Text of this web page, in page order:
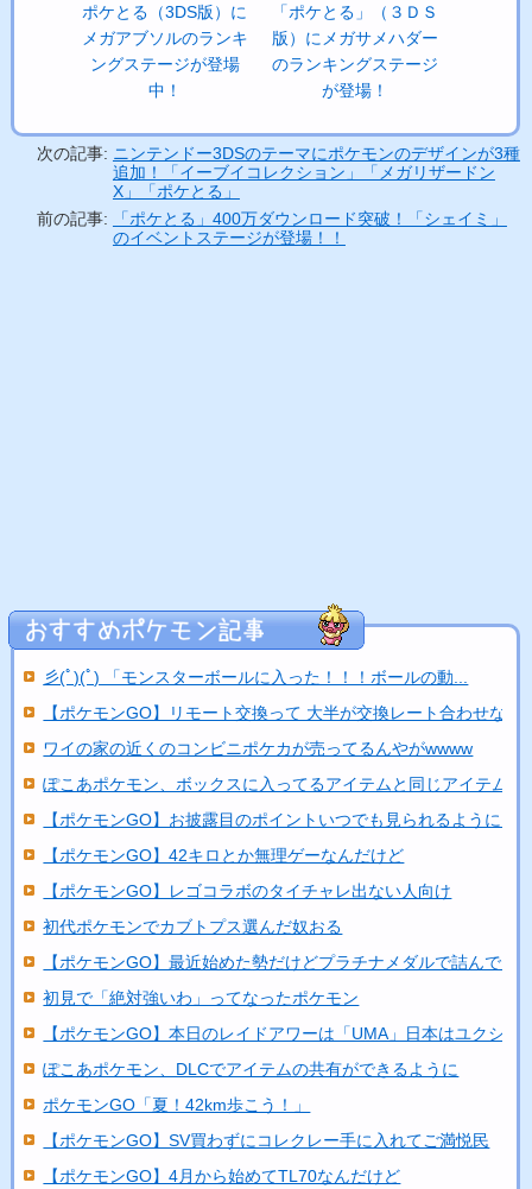
ポケとる（3DS版）に
メガアブソルのランキ
ングステージが登場
中！
「ポケとる」（３ＤＳ
版）にメガサメハダー
のランキングステージ
が登場！
次の記事: ニンテンドー3DSのテーマにポケモンのデザインが3種
追加！「イーブイコレクション」「メガリザードン
X」「ポケとる」
前の記事:
「ポケとる」400万ダウンロード突破！「シェイミ」
のイベントステージが登場！！
彡(ﾟ)(ﾟ) 「モンスターボールに入った！！！ボールの動...
【ポケモンGO】リモート交換って 大半が交換レート合わせな...
ワイの家の近くのコンビニポケカが売ってるんやがwwww
ぽこあポケモン、ボックスに入ってるアイテムと同じアイテムを
【ポケモンGO】お披露目のポイントいつでも見られるようにし
【ポケモンGO】42キロとか無理ゲーなんだけど
【ポケモンGO】レゴコラボのタイチャレ出ない人向け
初代ポケモンでカブトプス選んだ奴おる
【ポケモンGO】最近始めた勢だけどプラチナメダルで詰んでる
初見で「絶対強いわ」ってなったポケモン
【ポケモンGO】本日のレイドアワーは「UMA」日本はユクシ...
ぽこあポケモン、DLCでアイテムの共有ができるように
ポケモンGO「夏！42km歩こう！」
【ポケモンGO】SV買わずにコレクレー手に入れてご満悦民
【ポケモンGO】4月から始めてTL70なんだけど